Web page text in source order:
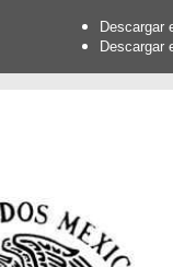
Descargar
Descargar